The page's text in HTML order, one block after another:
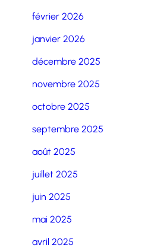
février 2026
janvier 2026
décembre 2025
novembre 2025
octobre 2025
septembre 2025
août 2025
juillet 2025
juin 2025
mai 2025
avril 2025